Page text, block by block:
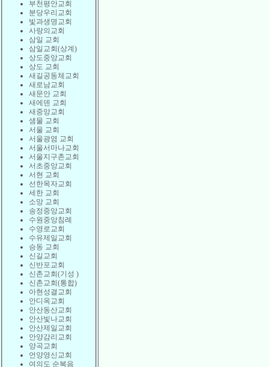
부천평안교회
분당우리교회
빛과생명교회
사랑의교회
삼일 교회
삼일교회(상계)
상도중앙교회
상도 교회
새길공동체교회
새로남교회
새문안 교회
새에덴 교회
새중앙교회
샘물 교회
서울 교회
서울광염 교회
서울서마나교회
서울지구촌교회
서초중앙교회
서현 교회
선한목자교회
세한 교회
소망 교회
송정중앙교회
수원중앙침례
수영로교회
수유제일교회
승동 교회
신길교회
신반포교회
신촌교회(기성 )
신촌교회(통합)
아현성결교회
안디옥교회
안산동산교회
안산빛나교회
안산제일교회
안양감리교회
양곡교회
언양영신교회
여의도 순복음